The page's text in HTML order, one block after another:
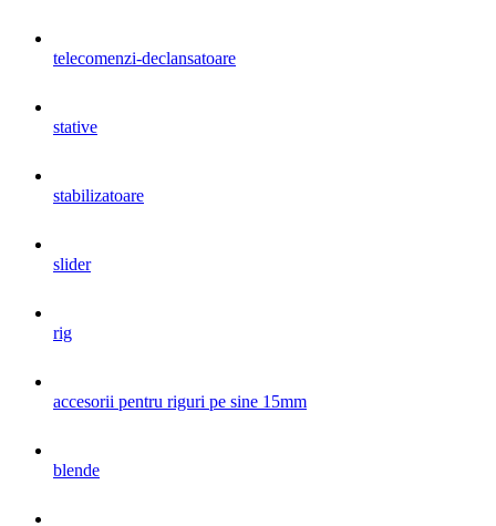
telecomenzi-declansatoare
stative
stabilizatoare
slider
rig
accesorii pentru riguri pe sine 15mm
blende